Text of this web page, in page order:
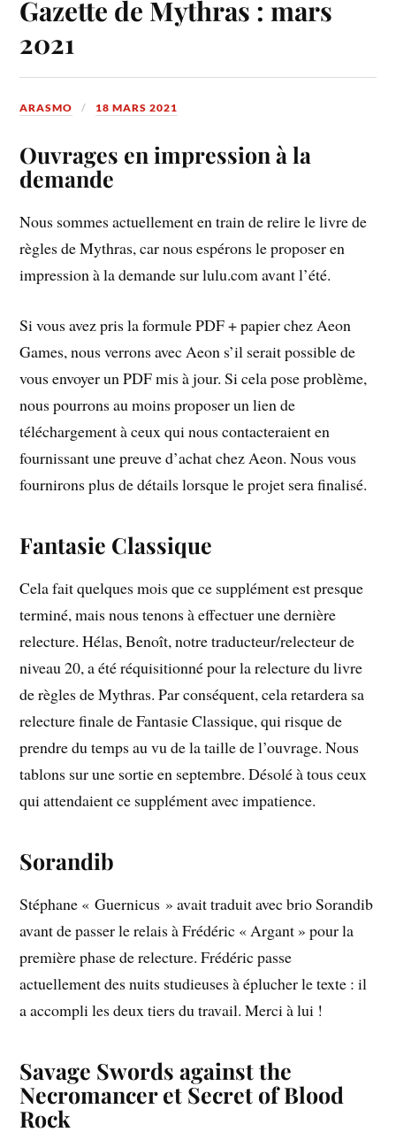
Gazette de Mythras : mars
2021
ARASMO 18 MARS 2021
Ouvrages en impression à la
demande
Nous sommes actuellement en train de relire le livre de
règles de Mythras, car nous espérons le proposer en
impression à la demande sur lulu.com avant l’été.
Si vous avez pris la formule PDF + papier chez Aeon
Games, nous verrons avec Aeon s’il serait possible de
vous envoyer un PDF mis à jour. Si cela pose problème,
nous pourrons au moins proposer un lien de
téléchargement à ceux qui nous contacteraient en
fournissant une preuve d’achat chez Aeon. Nous vous
fournirons plus de détails lorsque le projet sera finalisé.
Fantasie Classique
Cela fait quelques mois que ce supplément est presque
terminé, mais nous tenons à effectuer une dernière
relecture. Hélas, Benoît, notre traducteur/relecteur de
niveau 20, a été réquisitionné pour la relecture du livre
de règles de Mythras. Par conséquent, cela retardera sa
relecture finale de Fantasie Classique, qui risque de
prendre du temps au vu de la taille de l’ouvrage. Nous
tablons sur une sortie en septembre. Désolé à tous ceux
qui attendaient ce supplément avec impatience.
Sorandib
Stéphane « Guernicus » avait traduit avec brio Sorandib
avant de passer le relais à Frédéric « Argant » pour la
première phase de relecture. Frédéric passe
actuellement des nuits studieuses à éplucher le texte : il
a accompli les deux tiers du travail. Merci à lui !
Savage Swords against the
Necromancer et Secret of Blood
Rock